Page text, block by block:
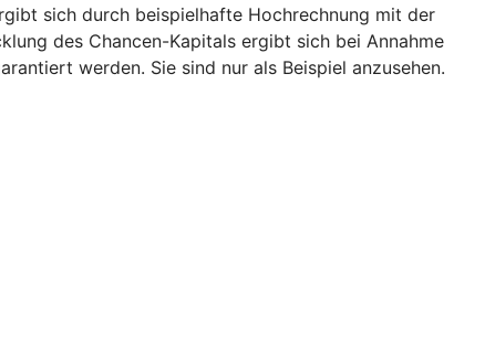
sich durch beispielhafte Hochrechnung mit der
des Chancen-Kapitals ergibt sich bei Annahme
werden. Sie sind nur als Beispiel anzusehen.